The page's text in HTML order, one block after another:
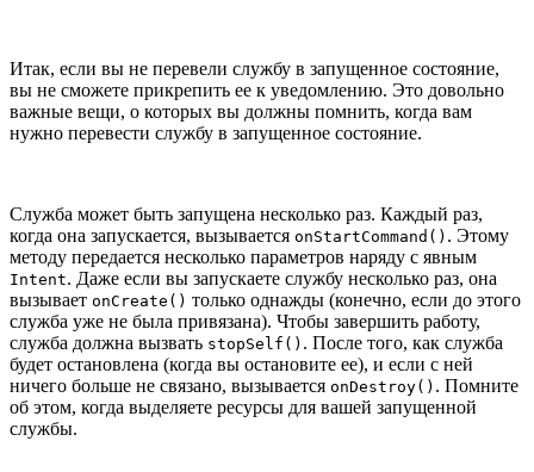
Итак, если вы не перевели службу в запущенное состояние,
вы не сможете прикрепить ее к уведомлению. Это довольно
важные вещи, о которых вы должны помнить, когда вам
нужно перевести службу в запущенное состояние.
Служба может быть запущена несколько раз. Каждый раз,
когда она запускается, вызывается onStartCommand() . Этому
методу передается несколько параметров наряду с явным
Intent. Даже если вы запускаете службу несколько раз, она
вызывает onCreate() только однажды (конечно, если до этого
служба уже не была привязана). Чтобы завершить работу,
служба должна вызвать stopSelf() . После того, как служба
будет остановлена (когда вы остановите ее), и если с ней
ничего больше не связано, вызывается onDestroy() . Помните
об этом, когда выделяете ресурсы для вашей запущенной
службы.